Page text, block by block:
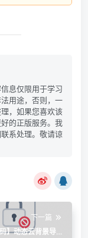
息仅限用于学习
用途，否则，一
，如果您喜欢该
的正版服务。我
系处理。敬请谅
下一篇
码】动态云背景导航